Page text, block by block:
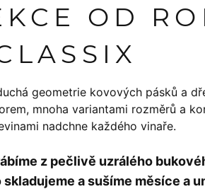
OD
geometrie kovových pásků a
mnoha variantami rozměrů a
nadchne každého vinaře.
z pečlivě uzrálého
skladujeme a sušíme měsíce a